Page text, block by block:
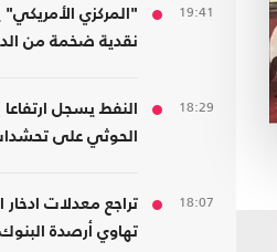
19:41
"المركزي
نقدية ضخمة من
18:29
النفط يسجل
الحوثي على
18:07
تراجع معدلات
تهاوي أرصدة